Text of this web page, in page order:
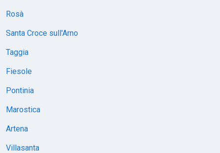
Rosà
Santa Croce sull'Arno
Taggia
Fiesole
Pontinia
Marostica
Artena
Villasanta